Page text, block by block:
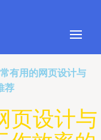
有用的网页设计与
荐
页设计与